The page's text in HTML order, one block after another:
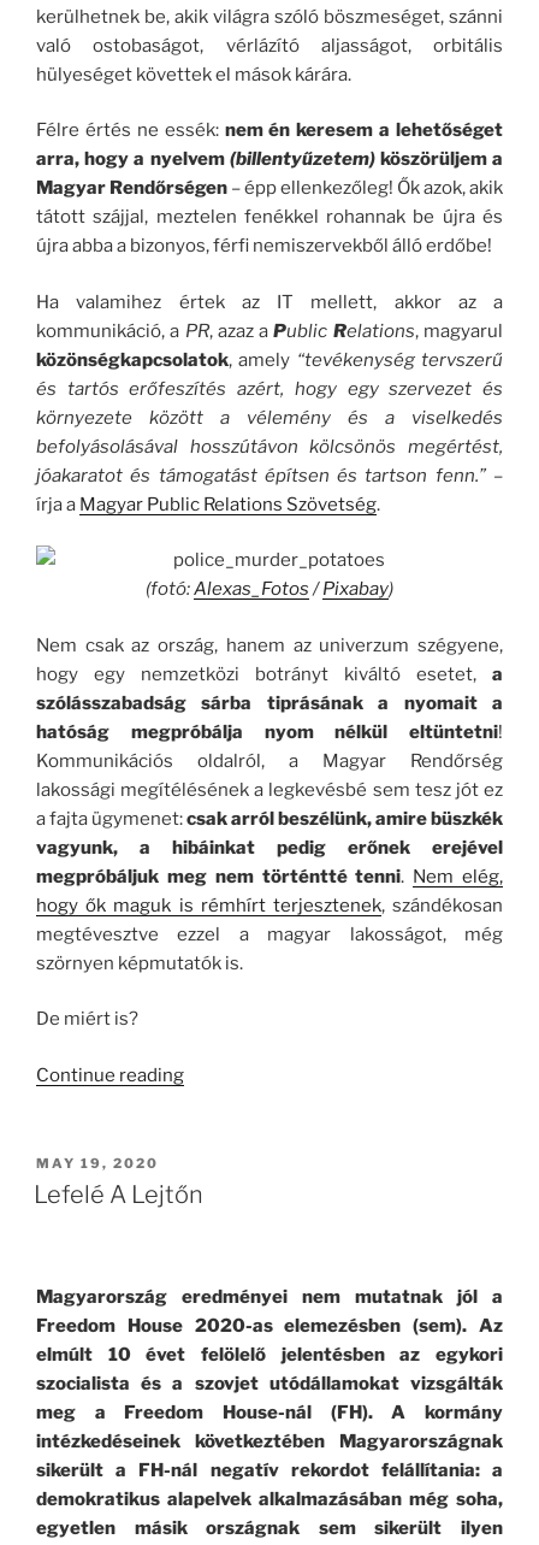
kerülhetnek be, akik világra szóló böszmeséget, szánni
való ostobaságot, vérlázító aljasságot, orbitális
hülyeséget követtek el mások kárára.
Félre értés ne essék: nem én keresem a lehetőséget
arra, hogy a nyelvem (billentyűzetem)köszörüljem a
Magyar Rendőrségen – épp ellenkezőleg! Ők azok, akik
tátott szájjal, meztelen fenékkel rohannak be újra és
újra abba a bizonyos, férfi nemiszervekből álló erdőbe!
Ha valamihez értek az IT mellett, akkor az a
kommunikáció, a PR, azaz aPublic Relations, magyarul
közönségkapcsolatok, amely “tevékenység tervszerű
és tartós erőfeszítés azért, hogy egy szervezet és
környezete között a vélemény és a viselkedés
befolyásolásával hosszútávon kölcsönös megértést,
jóakaratot és támogatást építsen és tartson fenn.”–
írja a Magyar Public Relations Szövetség.
(fotó:Alexas_Fotos /Pixabay)
Nem csak az ország, hanem az univerzum szégyene,
hogy egy nemzetközi botrányt kiváltó esetet, a
szólásszabadság sárba tiprásának a nyomait a
hatóság megpróbálja nyom nélkül eltüntetni!
Kommunikációs oldalról, a Magyar Rendőrség
lakossági megítélésének a legkevésbé sem tesz jót ez
a fajta ügymenet:csak arról beszélünk, amire büszkék
vagyunk, a hibáinkat pedig erőnek erejével
megpróbáljuk meg nem történtté tenni. Nem elég,
hogy ők maguk is rémhírt terjesztenek, szándékosan
megtévesztve ezzel a magyar lakosságot, még
szörnyen képmutatók is.
De miért is?
Continue reading“Mélységes
Felvonás!”
POSTED
ON
MAY 19, 2020
Lefelé A Lejtőn
Magyarország eredményei nem mutatnak jól a
Freedom House 2020-as elemezésben (sem). Az
elmúlt 10 évet felölelő jelentésben az egykori
szocialista és a szovjet utódállamokat vizsgálták
meg a Freedom House-nál (FH). A kormány
intézkedéseinek következtében Magyarországnak
sikerült a FH-nál negatív rekordot felállítania: a
demokratikus alapelvek alkalmazásában még soha,
egyetlen másik országnak sem sikerült ilyen